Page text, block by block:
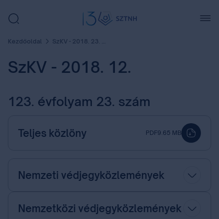
Kezdőoldal SzKV - 2018. 23. szám
SzKV - 2018. 12.
123. évfolyam 23. szám
Teljes közlöny PDF9.65 MB
Nemzeti védjegyközlemények
Nemzetközi védjegyközlemények